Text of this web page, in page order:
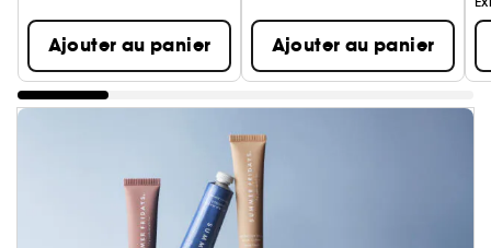
Ajouter au panier Ajouter au panier